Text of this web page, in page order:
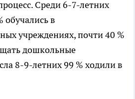
Среди 6-7-летних
обучались в
учреждениях, почти 40 %
дошкольные
8-9-летних 99 % ходили в